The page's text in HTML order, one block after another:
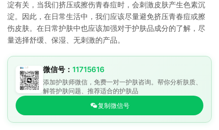
淀有关，当我们挤压或擦伤青春痘时，会刺激皮肤产生色素沉
淀。因此，在日常生活中，我们应该尽量避免挤压青春痘或擦
伤皮肤。在日常护肤中也应该加强对于护肤品成分的了解，尽
量选择舒缓、保湿、无刺激的产品。
微信号： 11715616
添加护肤师微信，免费一对一护肤咨询。帮你分析肤质、
解答护肤问题、推荐适合的护肤品
复制微信号